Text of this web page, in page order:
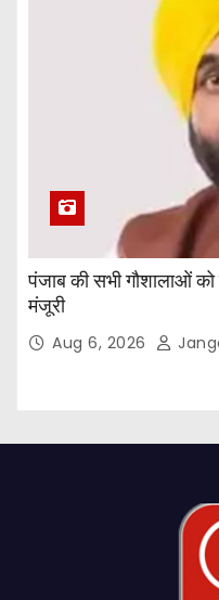
पंजाब की सभी गौशालाओं
मंजूरी
Aug 6, 2026